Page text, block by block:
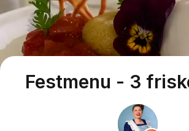
Festmenu - 3